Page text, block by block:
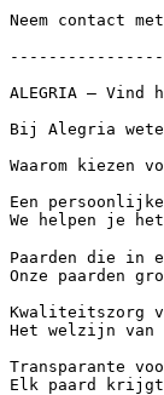
Neem contact
ALEGRIA –
Bij Alegria
Waarom kiezen
Een
We helpen je
Paarden die in
Onze paarden
Kwaliteitszorg
Het welzijn van
Transparante
Elk paard